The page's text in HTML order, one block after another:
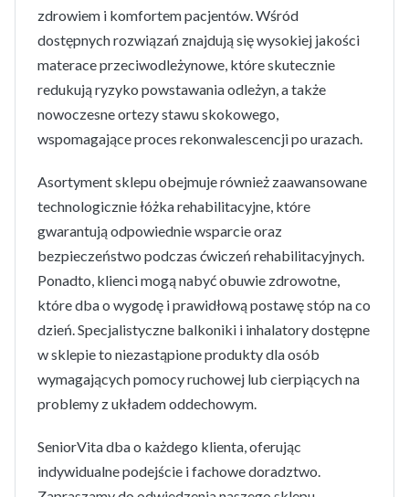
zdrowiem i komfortem pacjentów. Wśród
dostępnych rozwiązań znajdują się wysokiej jakości
materace przeciwodleżynowe, które skutecznie
redukują ryzyko powstawania odleżyn, a także
nowoczesne ortezy stawu skokowego,
wspomagające proces rekonwalescencji po urazach.
Asortyment sklepu obejmuje również zaawansowane
technologicznie łóżka rehabilitacyjne, które
gwarantują odpowiednie wsparcie oraz
bezpieczeństwo podczas ćwiczeń rehabilitacyjnych.
Ponadto, klienci mogą nabyć obuwie zdrowotne,
które dba o wygodę i prawidłową postawę stóp na co
dzień. Specjalistyczne balkoniki i inhalatory dostępne
w sklepie to niezastąpione produkty dla osób
wymagających pomocy ruchowej lub cierpiących na
problemy z układem oddechowym.
SeniorVita dba o każdego klienta, oferując
indywidualne podejście i fachowe doradztwo.